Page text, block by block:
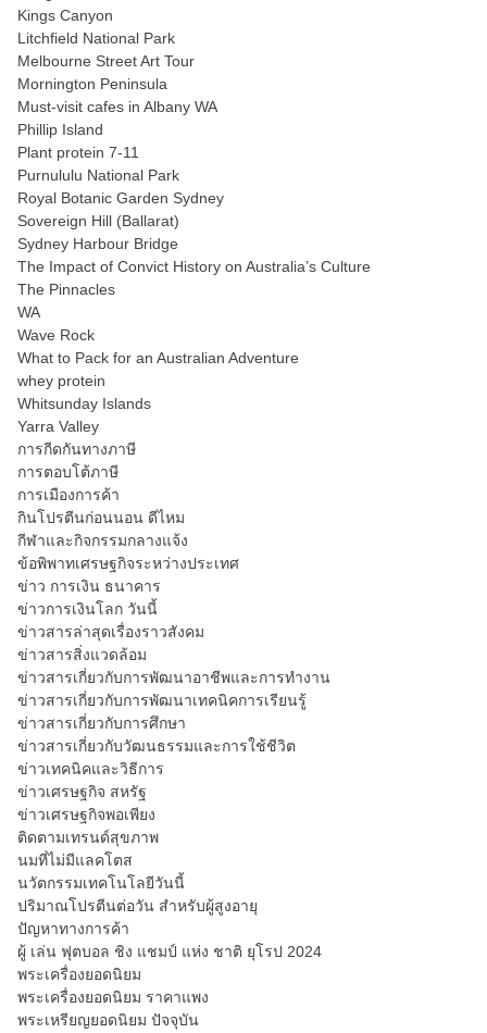
Kings Canyon
Litchfield National Park
Melbourne Street Art Tour
Mornington Peninsula
Must-visit cafes in Albany WA
Phillip Island
Plant protein 7-11
Purnululu National Park
Royal Botanic Garden Sydney
Sovereign Hill (Ballarat)
Sydney Harbour Bridge
The Impact of Convict History on Australia’s Culture
The Pinnacles
WA
Wave Rock
What to Pack for an Australian Adventure
whey protein
Whitsunday Islands
Yarra Valley
การกีดกันทางภาษี
การตอบโต้ภาษี
การเมืองการค้า
กินโปรตีนก่อนนอน ดีไหม
กีฬาและกิจกรรมกลางแจ้ง
ข้อพิพาทเศรษฐกิจระหว่างประเทศ
ข่าว การเงิน ธนาคาร
ข่าวการเงินโลก วันนี้
ข่าวสารล่าสุดเรื่องราวสังคม
ข่าวสารสิ่งแวดล้อม
ข่าวสารเกี่ยวกับการพัฒนาอาชีพและการทำงาน
ข่าวสารเกี่ยวกับการพัฒนาเทคนิคการเรียนรู้
ข่าวสารเกี่ยวกับการศึกษา
ข่าวสารเกี่ยวกับวัฒนธรรมและการใช้ชีวิต
ข่าวเทคนิคและวิธีการ
ข่าวเศรษฐกิจ สหรัฐ
ข่าวเศรษฐกิจพอเพียง
ติดตามเทรนด์สุขภาพ
นมที่ไม่มีแลคโตส
นวัตกรรมเทคโนโลยีวันนี้
ปริมาณโปรตีนต่อวัน สำหรับผู้สูงอายุ
ปัญหาทางการค้า
ผู้ เล่น ฟุตบอล ชิง แชมป์ แห่ง ชาติ ยุโรป 2024
พระเครื่องยอดนิยม
พระเครื่องยอดนิยม ราคาแพง
พระเหรียญยอดนิยม ปัจจุบัน